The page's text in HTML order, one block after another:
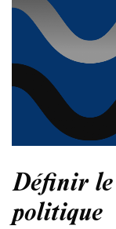
Définir
politique